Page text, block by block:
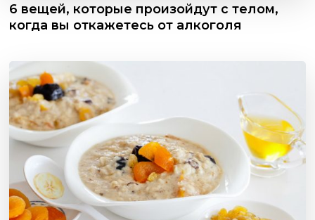
6 вещей, которые произойдут с телом,
когда вы откажетесь от алкоголя